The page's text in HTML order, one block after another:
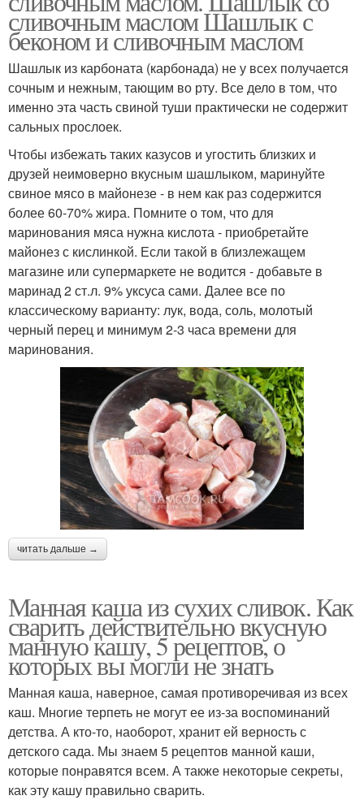
сливочным маслом Шашлык с
беконом и сливочным маслом
Шашлык из карбоната (карбонада) не у всех получается
сочным и нежным, тающим во рту. Все дело в том, что
именно эта часть свиной туши практически не содержит
сальных прослоек.
Чтобы избежать таких казусов и угостить близких и
друзей неимоверно вкусным шашлыком, маринуйте
свиное мясо в майонезе - в нем как раз содержится
более 60-70% жира. Помните о том, что для
маринования мяса нужна кислота - приобретайте
майонез с кислинкой. Если такой в близлежащем
магазине или супермаркете не водится - добавьте в
маринад 2 ст.л. 9% уксуса сами. Далее все по
классическому варианту: лук, вода, соль, молотый
черный перец и минимум 2-3 часа времени для
маринования.
читать дальше →
Манная каша из сухих сливок. Как
сварить действительно вкусную
манную кашу, 5 рецептов, о
которых вы могли не знать
Манная каша, наверное, самая противоречивая из всех
каш. Многие терпеть не могут ее из-за воспоминаний
детства. А кто-то, наоборот, хранит ей верность с
детского сада. Мы знаем 5 рецептов манной каши,
которые понравятся всем. А также некоторые секреты,
как эту кашу правильно сварить.